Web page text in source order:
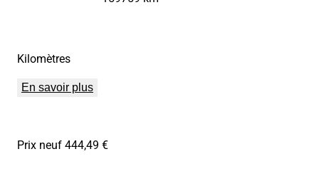
Kilomètres
En savoir plus
Prix neuf 444,49 €